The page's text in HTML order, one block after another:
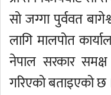
सो जग्गा पुर्ववत
लागि मालपोत
नेपाल सरकार
गरिएको बताइएको छ